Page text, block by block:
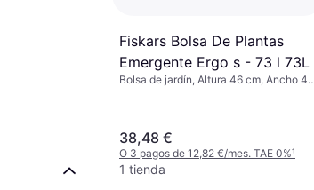
Fiskars Bolsa De Plantas
Emergente Ergo s - 73 l 73L
Bolsa de jardín, Altura 46 cm, Ancho 40
38,48 €
O 3 pagos de 12,82 €/mes. TAE 0%¹
1 tienda